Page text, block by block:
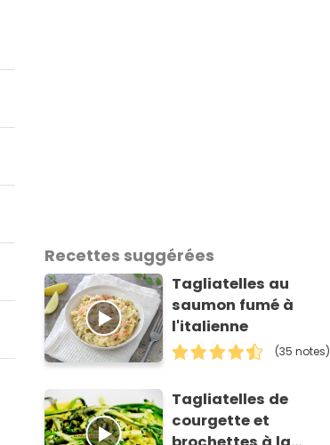
Recettes suggérées
Tagliatelles au
saumon fumé à
l'italienne
(35 notes)
Tagliatelles de
courgette et